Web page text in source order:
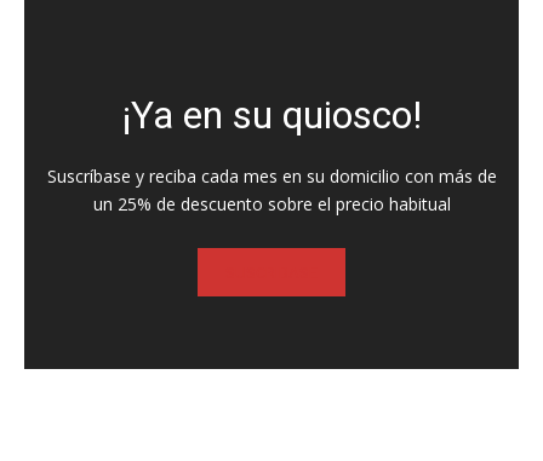
¡Ya en su quiosco!
Suscríbase y reciba cada mes en su domicilio con más de
un 25% de descuento sobre el precio habitual